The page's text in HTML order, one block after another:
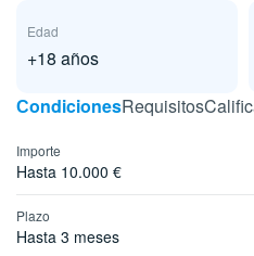
Edad
+18 años
СondicionesRequisitos
Importe
Hasta 10.000 €
Plazo
Hasta 3 meses